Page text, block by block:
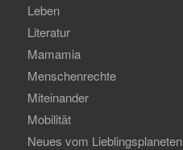
Leben
Literatur
Mamamia
Menschenrechte
Miteinander
Mobilität
Neues vom Lieblingsplaneten